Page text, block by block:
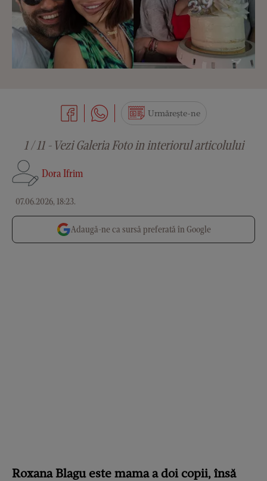
Dora Ifrim
07.06.2026, 18:23.
Urmărește-ne
1 / 11 - Vezi Galeria Foto in interiorul articolului
Adaugă-ne ca sursă preferată în Google
Roxana Blagu este mama a doi copii, însă